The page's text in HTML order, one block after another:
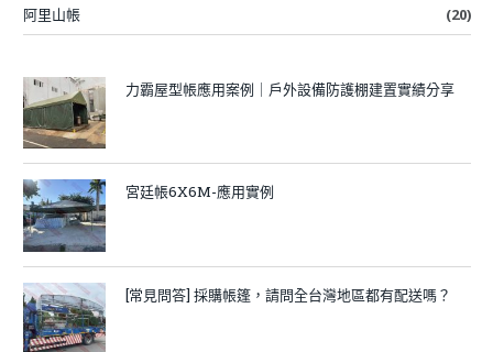
阿里山帳
(20)
力霸屋型帳應用案例｜戶外設備防護棚建置實績分享
宮廷帳6X6M-應用實例
[常見問答] 採購帳篷，請問全台灣地區都有配送嗎？